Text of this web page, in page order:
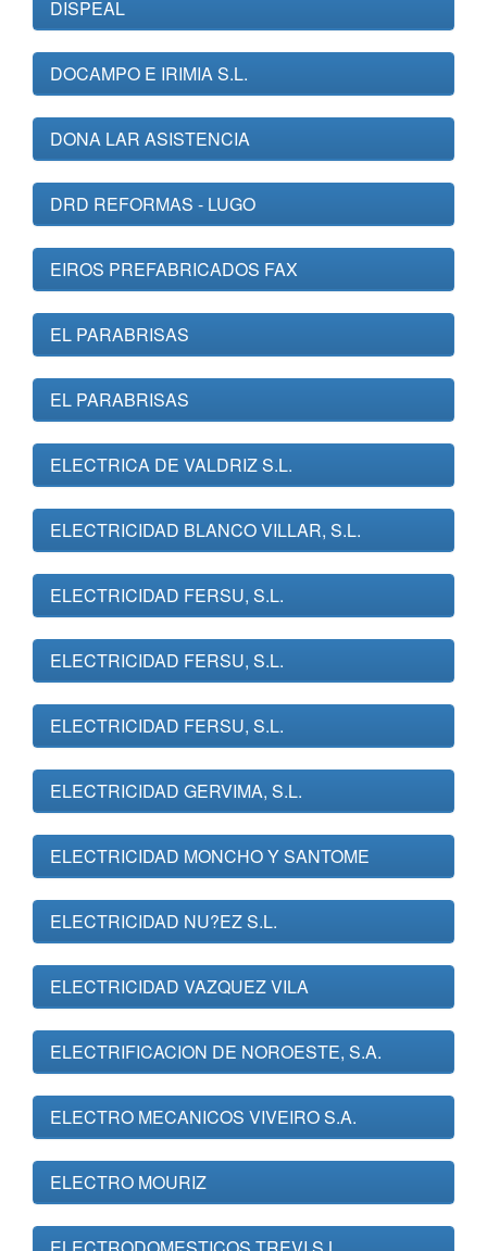
DISPEAL
DOCAMPO E IRIMIA S.L.
DONA LAR ASISTENCIA
DRD REFORMAS - LUGO
EIROS PREFABRICADOS FAX
EL PARABRISAS
EL PARABRISAS
ELECTRICA DE VALDRIZ S.L.
ELECTRICIDAD BLANCO VILLAR, S.L.
ELECTRICIDAD FERSU, S.L.
ELECTRICIDAD FERSU, S.L.
ELECTRICIDAD FERSU, S.L.
ELECTRICIDAD GERVIMA, S.L.
ELECTRICIDAD MONCHO Y SANTOME
ELECTRICIDAD NU?EZ S.L.
ELECTRICIDAD VAZQUEZ VILA
ELECTRIFICACION DE NOROESTE, S.A.
ELECTRO MECANICOS VIVEIRO S.A.
ELECTRO MOURIZ